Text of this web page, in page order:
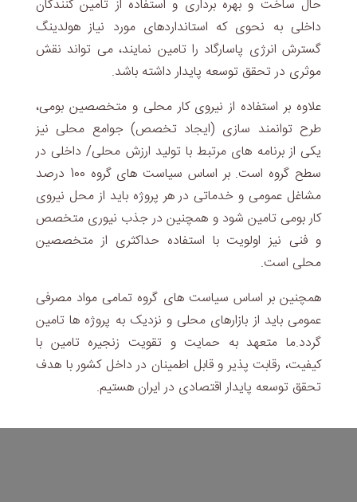
حال ساخت و بهره برداری و استفاده از تامین کنندگان
داخلی به نحوی که استانداردهای مورد نیاز هولدینگ
گسترش انرژی پاسارگاد را تامین نمایند، می تواند نقش
موثری در تحقق توسعه پایدار داشته باشد.
علاوه بر استفاده از نیروی کار محلی و متخصصین بومی،
طرح توانمند سازی (ایجاد تخصص) جوامع محلی نیز
یکی از برنامه های مرتبط با تولید ارزش محلی/ داخلی در
سطح گروه است. بر اساس سیاست های گروه 100 درصد
مشاغل عمومی و خدماتی در هر پروژه باید از محل نیروی
کار بومی تامین شود و همچنین در جذب نیوری متخصص
و فنی نیز اولویت با استفاده حداکثری از متخصصین
محلی است.
همچنین بر اساس سیاست های گروه تمامی مواد مصرفی
عمومی باید از بازارهای محلی و نزدیک به پروژه ها تامین
گردد.ما متعهد به حمایت و تقویت زنجیره تامین با
کیفیت، رقابت پذیر و قابل اطمینان در داخل کشور با هدف
تحقق توسعه پایدار اقتصادی در ایران هستیم.